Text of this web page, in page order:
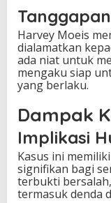
Harvey Moeis
dialamatkan
ada niat untuk
mengaku siap
yang berlaku.
Dampak
Implikasi
Kasus ini
signifikan bagi
terbukti
termasuk denda